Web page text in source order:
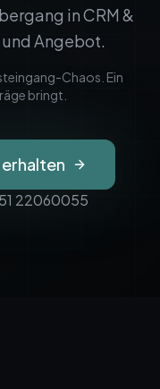
in CRM &
Angebot.
Chaos. Ein
bringt.
22060055